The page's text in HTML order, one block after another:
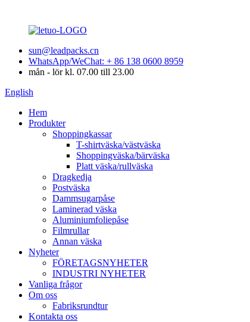
sun@leadpacks.cn
WhatsApp/WeChat: + 86 138 0600 8959
mån - lör kl. 07.00 till 23.00
English
Hem
Produkter
Shoppingkassar
T-shirtväska/västväska
Shoppingväska/bärväska
Platt väska/rullväska
Dragkedja
Postväska
Dammsugarpåse
Laminerad väska
Aluminiumfoliepåse
Filmrullar
Annan väska
Nyheter
FÖRETAGSNYHETER
INDUSTRI NYHETER
Vanliga frågor
Om oss
Fabriksrundtur
Kontakta oss